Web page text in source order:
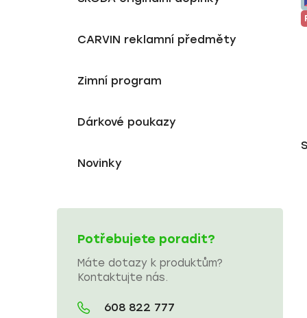
CARVIN reklamní předměty
Zimní program
Dárkové poukazy
Novinky
Potřebujete poradit?
Máte dotazy k produktům?
Kontaktujte nás.
608 822 777